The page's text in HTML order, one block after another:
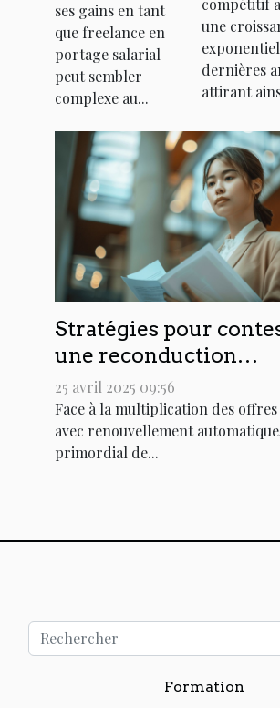
en portage
salarial
ses gains en tant
que freelance en
portage salarial
peut sembler
complexe au...
en
compétitif
une
dernières
attirant
Stratégies pour
une reconduction
automatique de
25 avril 2025 09:56
Face à la multiplication des offres
avec renouvellement
primordial de...
Formation